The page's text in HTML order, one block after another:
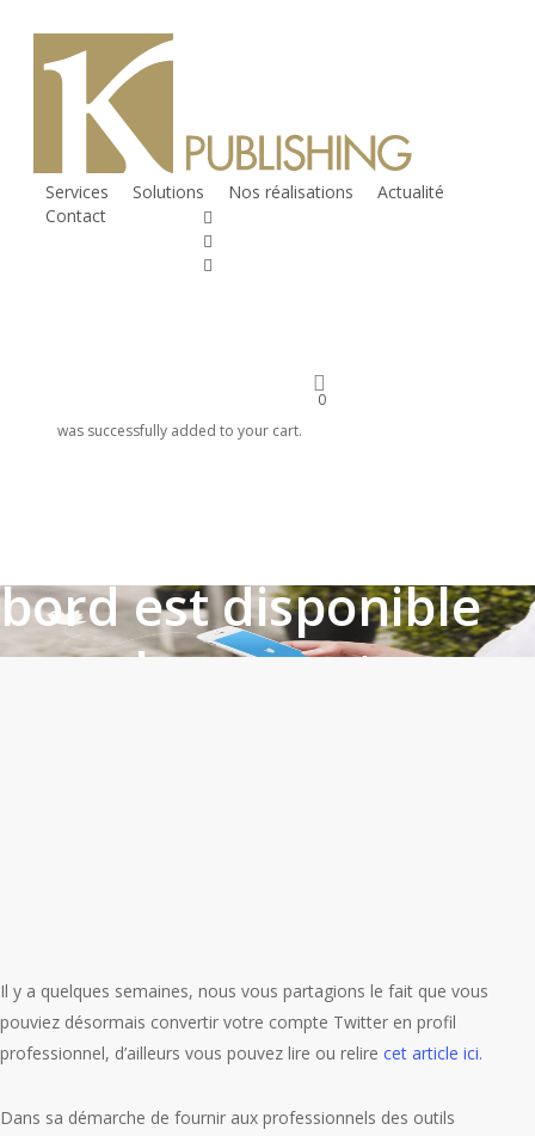
Services Solutions Nos réalisations
Actualité
Contact
0
was successfully added to your cart.
bord est disponible
pour les comptes
Il y a quelques semaines, nous vous partagions le fait que vous
pouviez désormais convertir votre compte Twitter en profil
professionnel, d’ailleurs vous pouvez lire ou relire cet article ici.
Dans sa démarche de fournir aux professionnels des outils